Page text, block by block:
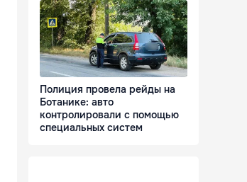
Полиция провела рейды на
Ботанике: авто
контролировали с помощью
специальных систем